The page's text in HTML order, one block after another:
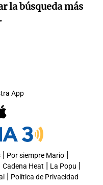
la búsqueda más
App
| Por siempre Mario|
Cadena Heat | La Popu |
| Política de Privacidad